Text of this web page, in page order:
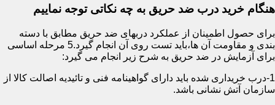
هنگام خرید درب ضد حریق به چه نکاتی توجه نماییم
برای حصول اطمینان از عملکرد دربهای ضد حریق مطابق با دسته
بندی و مقاومت آن ها،باید تست روی آن انجام گیرد.5 مرحله اساسی
برای آزمایش در ضد حریق به شرح زیر انجام می گیرد:
1-درب خریداری شده باید دارای گواهینامه فنی و تائیدیه اصالت کالا از
سازمان آتش نشانی باشد.